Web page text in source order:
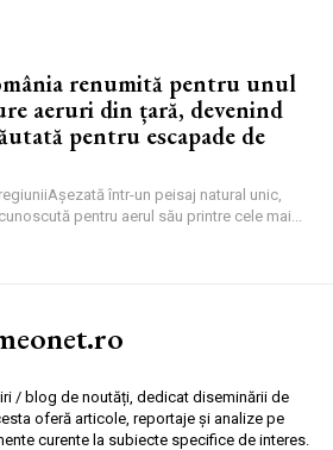
renumită pentru unul
aeruri din țară, devenind
pentru escapade de
într-un peisaj natural unic,
pentru aerul său printre cele mai...
/ blog de noutăți, dedicat diseminării de
oferă articole, reportaje și analize pe
curente la subiecte specifice de interes.